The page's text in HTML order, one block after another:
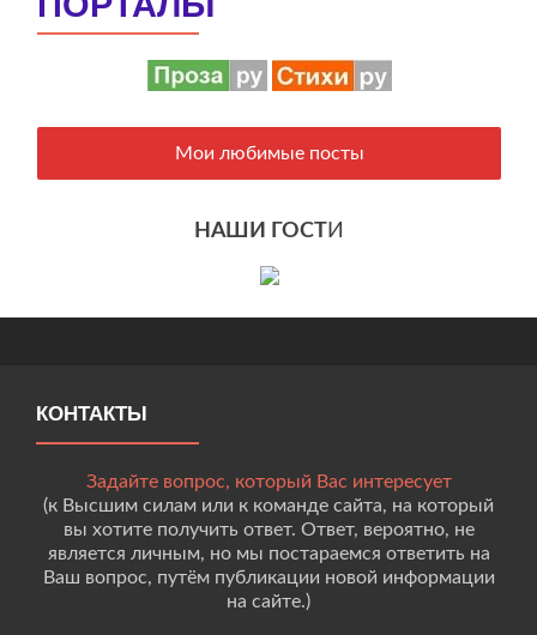
Мои любимые посты
НАШИ ГОСТИ
КОНТАКТЫ
Задайте вопрос, который Вас интересует
(к Высшим силам или к команде сайта, на который
вы хотите получить ответ. Ответ, вероятно, не
является личным, но мы постараемся ответить на
Ваш вопрос, путём публикации новой информации
на сайте.)